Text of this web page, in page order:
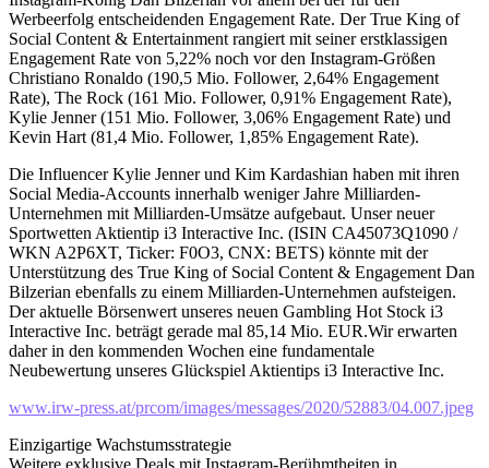
Werbeerfolg entscheidenden Engagement Rate. Der True King of
Social Content & Entertainment rangiert mit seiner erstklassigen
Engagement Rate von 5,22% noch vor den Instagram-Größen
Christiano Ronaldo (190,5 Mio. Follower, 2,64% Engagement
Rate), The Rock (161 Mio. Follower, 0,91% Engagement Rate),
Kylie Jenner (151 Mio. Follower, 3,06% Engagement Rate) und
Kevin Hart (81,4 Mio. Follower, 1,85% Engagement Rate).
Die Influencer Kylie Jenner und Kim Kardashian haben mit ihren
Social Media-Accounts innerhalb weniger Jahre Milliarden-
Unternehmen mit Milliarden-Umsätze aufgebaut. Unser neuer
Sportwetten Aktientip i3 Interactive Inc. (ISIN CA45073Q1090 /
WKN A2P6XT, Ticker: F0O3, CNX: BETS) könnte mit der
Unterstützung des True King of Social Content & Engagement Dan
Bilzerian ebenfalls zu einem Milliarden-Unternehmen aufsteigen.
Der aktuelle Börsenwert unseres neuen Gambling Hot Stock i3
Interactive Inc. beträgt gerade mal 85,14 Mio. EUR.Wir erwarten
daher in den kommenden Wochen eine fundamentale
Neubewertung unseres Glückspiel Aktientips i3 Interactive Inc.
www.irw-press.at/prcom/images/messages/2020/52883/04.007.jpeg
Einzigartige Wachstumsstrategie
Weitere exklusive Deals mit Instagram-Berühmtheiten in